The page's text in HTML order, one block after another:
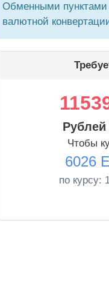
Обменными пунктами
валютной
Чтобы
6026
по курсу: